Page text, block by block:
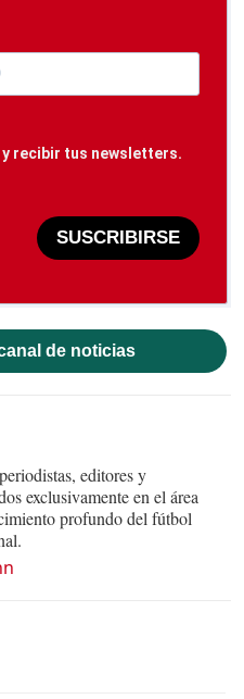
recibir tus newsletters.
SUSCRIBIRSE
de noticias
editores y
exclusivamente en el área
profundo del fútbol